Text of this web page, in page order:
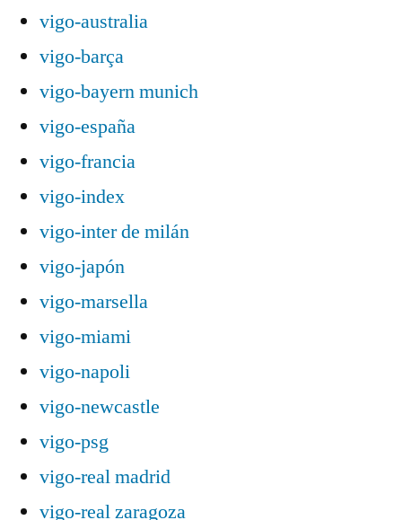
vigo-australia
vigo-barça
vigo-bayern munich
vigo-españa
vigo-francia
vigo-index
vigo-inter de milán
vigo-japón
vigo-marsella
vigo-miami
vigo-napoli
vigo-newcastle
vigo-psg
vigo-real madrid
vigo-real zaragoza